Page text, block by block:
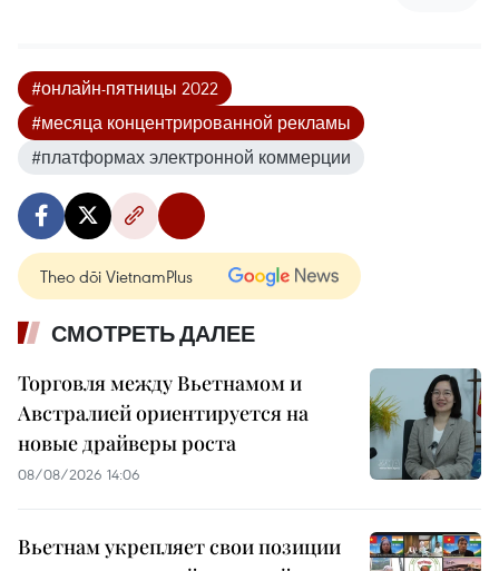
#онлайн-пятницы 2022
#месяца концентрированной рекламы
#платформах электронной коммерции
Theo dõi VietnamPlus
СМОТРЕТЬ ДАЛЕЕ
Торговля между Вьетнамом и
Австралией ориентируется на
новые драйверы роста
08/08/2026 14:06
Вьетнам укрепляет свои позиции